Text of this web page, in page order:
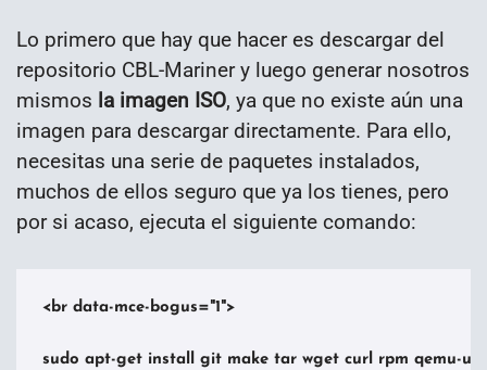
Lo primero que hay que hacer es descargar del
repositorio CBL-Mariner y luego generar nosotros
mismos la imagen ISO, ya que no existe aún una
imagen para descargar directamente. Para ello,
necesitas una serie de paquetes instalados,
muchos de ellos seguro que ya los tienes, pero
por si acaso, ejecuta el siguiente comando:
<br data-mce-bogus="1">
sudo apt-get install git make tar wget curl rpm qemu-